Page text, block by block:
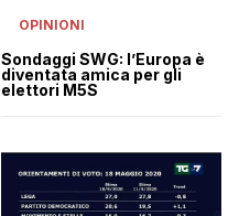
OPINIONI
Sondaggi SWG: l’Europa è
diventata amica per gli
elettori M5S